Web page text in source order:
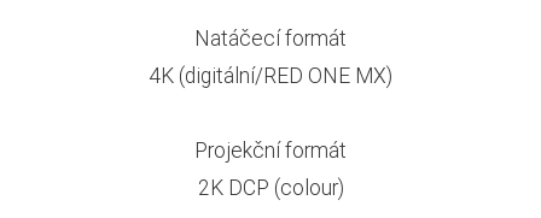
Natáčecí formát
4K (digitální/RED ONE MX)
Projekční formát
2K DCP (colour)